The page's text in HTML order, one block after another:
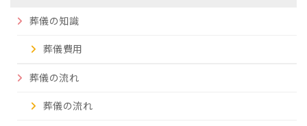
葬儀の知識
葬儀費用
葬儀の流れ
葬儀の流れ